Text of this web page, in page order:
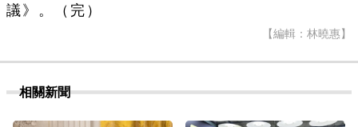
議》。（完）
【編輯：林曉惠】
相關新聞